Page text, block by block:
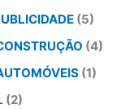
(5)
(4)
(1)
(2)